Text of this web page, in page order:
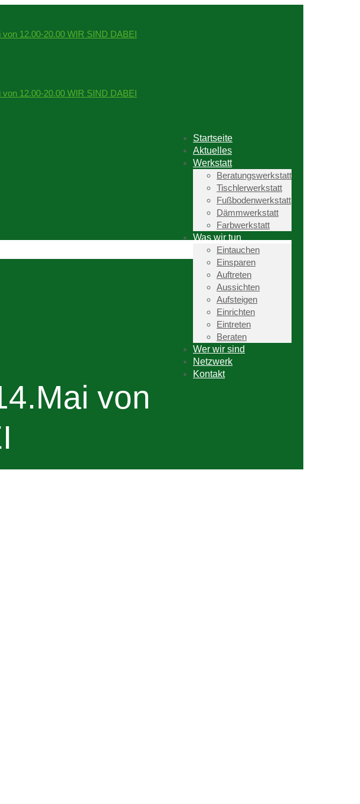
Startseite
Aktuelles
Werkstatt
Beratungswerkstatt
Tischlerwerkstatt
Fußbodenwerkstatt
Dämmwerkstatt
Farbwerkstatt
Was wir tun
Eintauchen
Einsparen
Auftreten
Aussichten
Aufsteigen
Einrichten
Eintreten
Beraten
Wer wir sind
Netzwerk
Kontakt
von